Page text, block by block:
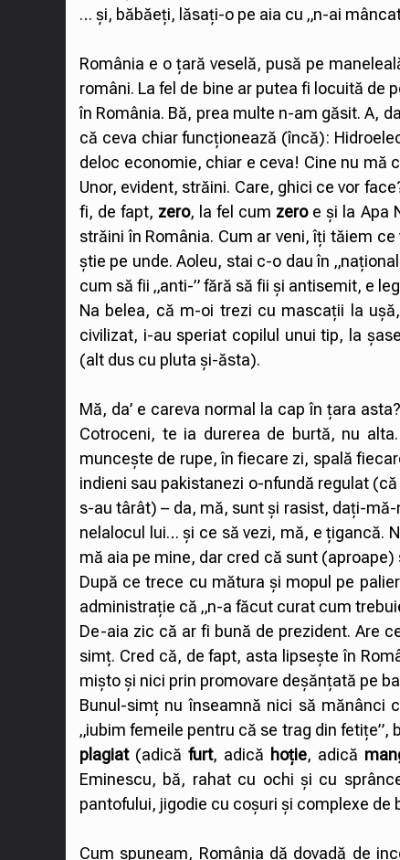
… și, băbăeți, lăsați-o pe aia cu „n-ai
România e o țară veselă, pusă pe
români. La fel de bine ar putea fi locuită de
în România. Bă, prea multe n-am găsit. A,
că ceva chiar funcționează (încă):
deloc economie, chiar e ceva! Cine nu mă
Unor, evident, străini. Care, ghici ce vor
fi, de fapt, zero, la fel cum zero e și la Apa
străini în România. Cum ar veni, îți tăiem
știe pe unde. Aoleu, stai c-o dau în
cum să fii „anti-” fără să fii și antisemit, e
Na belea, că m-oi trezi cu mascații la
civilizat, i-au speriat copilul unui tip, la
(alt dus cu pluta și-ăsta).
Mă, da’ e careva normal la cap în țara
Cotroceni, te ia durerea de burtă, nu
muncește de rupe, în fiecare zi, spală
indieni sau pakistanezi o-nfundă regulat
s-au târât) – da, mă, sunt și rasist, dați-
nelalocul lui… și ce să vezi, mă, e țigancă.
mă aia pe mine, dar cred că sunt
După ce trece cu mătura și mopul pe
administrație că „n-a făcut curat cum
De-aia zic că ar fi bună de prezident. Are
simț. Cred că, de fapt, asta lipsește în
mișto și nici prin promovare deșănțată pe
Bunul-simț nu înseamnă nici să mănânci
„iubim femeile pentru că se trag din
plagiat (adicăfurt, adică hoție, adică
Eminescu, bă, rahat cu ochi și cu
pantofului, jigodie cu coșuri și complexe
Cum spuneam, România dă dovadă de